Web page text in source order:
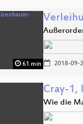
61 min 2018-09-
Cray-1,
Wie die